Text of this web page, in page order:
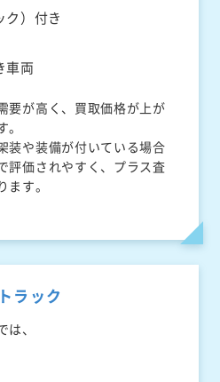
ク）付き
車両
要が高く、買取価格が上が
装や装備が付いている場合
評価されやすく、プラス査
す。
ラック
、